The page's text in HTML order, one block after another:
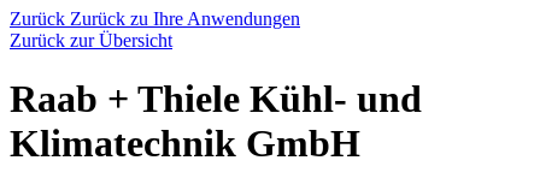
Zurück Zurück zu Ihre Anwendungen
Zurück zur Übersicht
Raab + Thiele Kühl- und
Klimatechnik GmbH